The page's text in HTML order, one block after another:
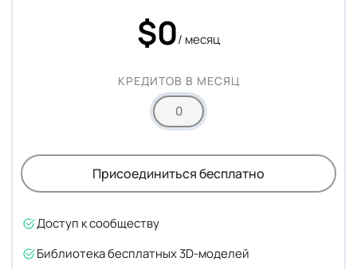
$0/ месяц
КРЕДИТОВ В МЕСЯЦ
0
Присоединиться бесплатно
Доступ к сообществу
Библиотека бесплатных 3D-моделей